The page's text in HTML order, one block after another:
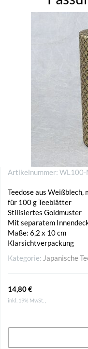
Artikelnummer: WL100-
Teedose aus Weißblech,
für 100 g Teeblätter
Stilisiertes Goldmuster
Mit separatem
Maße: 6,2 x 10 cm
Klarsichtverpackung
Kategorie: Japanische
14,80 €
inkl. 19% MwSt. ,